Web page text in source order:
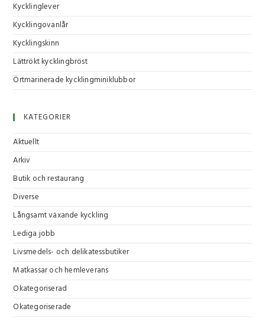
Kycklinglever
Kycklingovanlår
Kycklingskinn
Lättrökt kycklingbröst
Örtmarinerade kycklingminiklubbor
KATEGORIER
Aktuellt
Arkiv
Butik och restaurang
Diverse
Långsamt växande kyckling
Lediga jobb
Livsmedels- och delikatessbutiker
Matkassar och hemleverans
Okategoriserad
Okategoriserade